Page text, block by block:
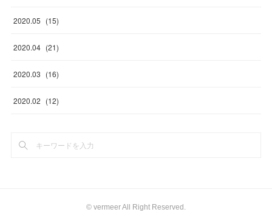
2020.05 (15)
2020.04 (21)
2020.03 (16)
2020.02 (12)
©︎ vermeer All Right Reserved.